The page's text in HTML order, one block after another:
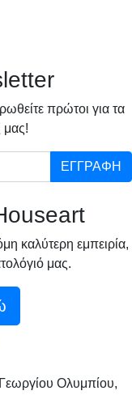
πρώτοι για τα
μας!
ΕΓΓΡΑΦΗ
καλύτερη εμπειρία,
μας.
Ολυμπίου,